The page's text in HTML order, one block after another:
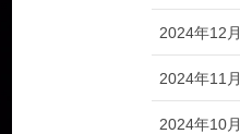
2024年12月
2024年11月
2024年10月